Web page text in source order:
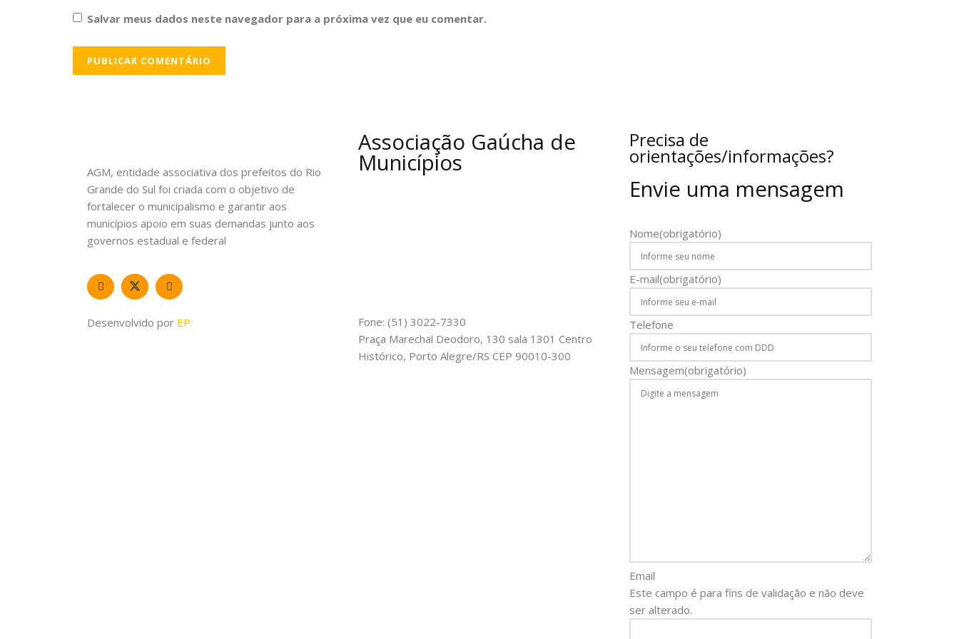
Salvar meus dados neste navegador para a próxima vez que eu comentar.
AGM, entidade associativa dos prefeitos do Rio
Grande do Sul foi criada com o objetivo de
fortalecer o municipalismo e garantir aos
municípios apoio em suas demandas junto aos
governos estadual e federal
Desenvolvido por EP
Associação Gaúcha de
Municípios
Fone: (51) 3022-7330
Praça Marechal Deodoro, 130 sala 1301 Centro
Histórico, Porto Alegre/RS CEP 90010-300
Precisa de
orientações/informações?
Envie uma mensagem
Nome(obrigatório)
E-mail(obrigatório)
Telefone
Mensagem(obrigatório)
Email
Este campo é para fins de validação e não deve
ser alterado.